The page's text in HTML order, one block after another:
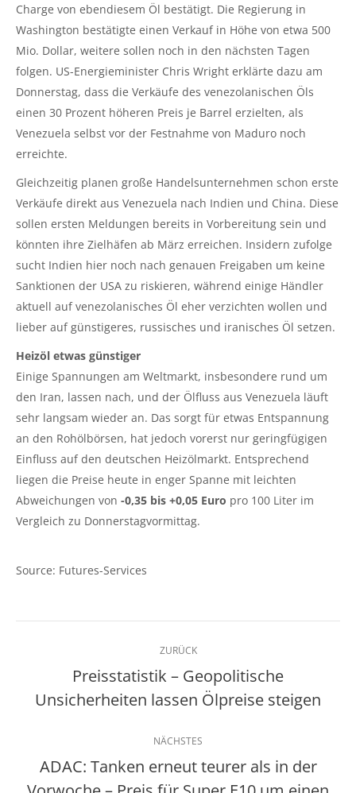
Charge von ebendiesem Öl bestätigt. Die Regierung in
Washington bestätigte einen Verkauf in Höhe von etwa 500
Mio. Dollar, weitere sollen noch in den nächsten Tagen
folgen. US-Energieminister Chris Wright erklärte dazu am
Donnerstag, dass die Verkäufe des venezolanischen Öls
einen 30 Prozent höheren Preis je Barrel erzielten, als
Venezuela selbst vor der Festnahme von Maduro noch
erreichte.
Gleichzeitig planen große Handelsunternehmen schon erste
Verkäufe direkt aus Venezuela nach Indien und China. Diese
sollen ersten Meldungen bereits in Vorbereitung sein und
könnten ihre Zielhäfen ab März erreichen. Insidern zufolge
sucht Indien hier noch nach genauen Freigaben um keine
Sanktionen der USA zu riskieren, während einige Händler
aktuell auf venezolanisches Öl eher verzichten wollen und
lieber auf günstigeres, russisches und iranisches Öl setzen.
Heizöl etwas günstiger
Einige Spannungen am Weltmarkt, insbesondere rund um
den Iran, lassen nach, und der Ölfluss aus Venezuela läuft
sehr langsam wieder an. Das sorgt für etwas Entspannung
an den Rohölbörsen, hat jedoch vorerst nur geringfügigen
Einfluss auf den deutschen Heizölmarkt. Entsprechend
liegen die Preise heute in enger Spanne mit leichten
Abweichungen von -0,35 bis +0,05 Euro pro 100 Liter im
Vergleich zu Donnerstagvormittag.
Source: Futures-Services
Kommentarnavigation
ZURÜCK
Vorheriger
Beitrag:
Preisstatistik – Geopolitische
Unsicherheiten lassen Ölpreise steigen
NÄCHSTES
Nächster
ADAC: Tanken erneut teurer als in der